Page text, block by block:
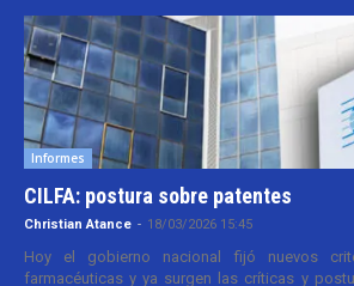
Informes
CILFA: postura sobre patentes
Christian Atance - 18/03/2026 15:45
Hoy el gobierno nacional fijó nuevos
farmacéuticas y ya surgen las críticas y